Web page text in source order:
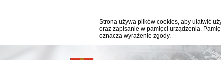
Strona używa plików cookies, aby ułatwić
oraz zapisanie w pamięci urządzenia.
oznacza wyrażenie zgody.